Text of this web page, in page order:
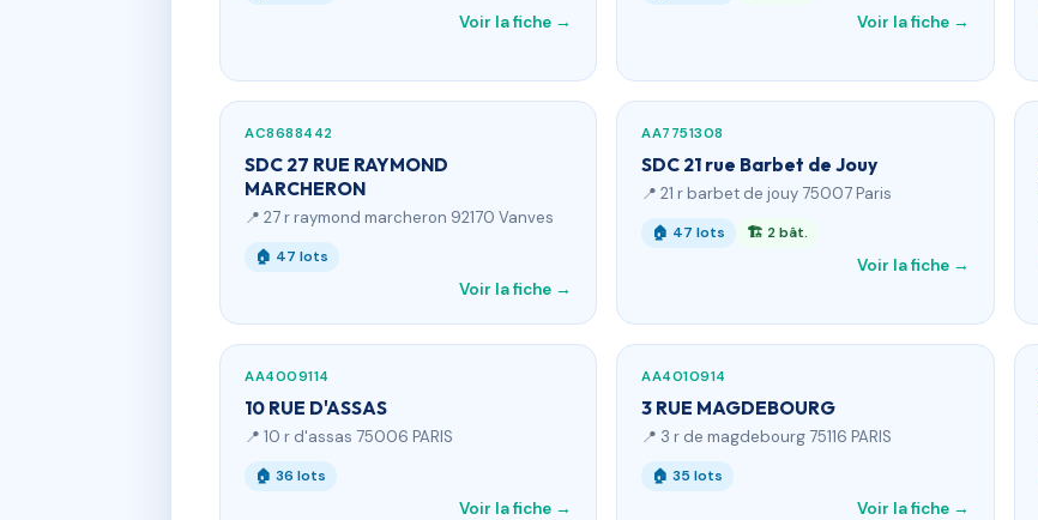
Voir la fiche → Voir la fiche →
AC8688442
SDC 27 RUE RAYMOND
MARCHERON
📍 27 r raymond marcheron 92170 Vanves
🏠 47 lots
Voir la fiche →
AA7751308
SDC 21 rue Barbet de Jouy
📍 21 r barbet de jouy 75007 Paris
🏠 47 lots 🏗 2 bât.
Voir la fiche →
AA4009114
10 RUE D'ASSAS
📍 10 r d'assas 75006 PARIS
🏠 36 lots
Voir la fiche →
AA4010914
3 RUE MAGDEBOURG
📍 3 r de magdebourg 75116 PARIS
🏠 35 lots
Voir la fiche →